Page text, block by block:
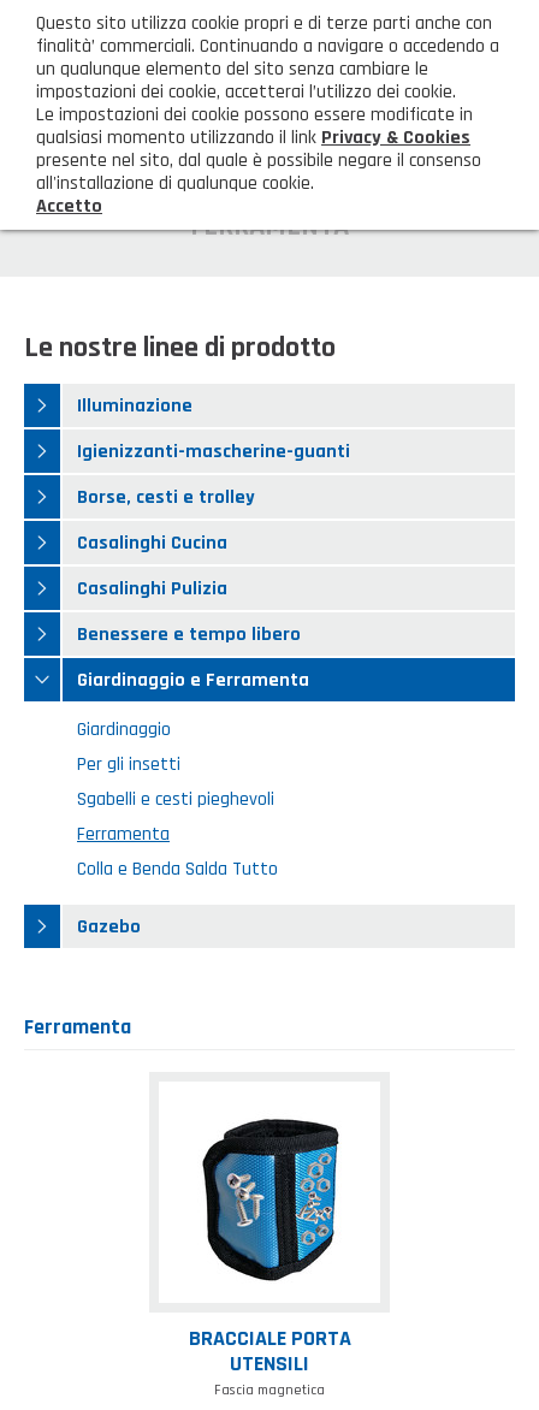
AREA CLIENTI
HOME
GAMMA PRODOTTI
Illuminazione
Igienizzanti-mascherine-guanti
Borse, cesti e trolley
Casalinghi Cucina
Casalinghi Pulizia
Benessere e tempo libero
Giardinaggio e Ferramenta
Gazebo
PRODOTTI NOVITÀ
Prodotti in Promozione
CONTATTI
Richiesta Informazioni
Dove siamo
SHOP PRIVATI
NOVITÀ ED EVENTI
FAQ
CATALOGHI
FERRAMENTA
Le nostre linee di prodotto
Illuminazione
Igienizzanti-mascherine-guanti
Borse, cesti e trolley
Casalinghi Cucina
Casalinghi Pulizia
Benessere e tempo libero
Giardinaggio e Ferramenta
Giardinaggio
Per gli insetti
Sgabelli e cesti pieghevoli
Ferramenta
Colla e Benda Salda Tutto
Gazebo
Ferramenta
porta
utensili
BRACCIALE PORTA
UTENSILI
Fascia magnetica
Questo sito utilizza cookie propri e di terze parti anche con
finalità’ commerciali. Continuando a navigare o accedendo a
un qualunque elemento del sito senza cambiare le
impostazioni dei cookie, accetterai l’utilizzo dei cookie.
Le impostazioni dei cookie possono essere modificate in
qualsiasi momento utilizzando il link Privacy & Cookies
presente nel sito, dal quale è possibile negare il consenso
all'installazione di qualunque cookie.
Accetto